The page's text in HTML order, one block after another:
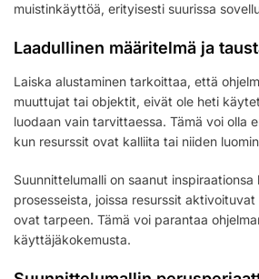
muistinkäyttöä, erityisesti suurissa
Laadullinen määritelmä ja
Laiska alustaminen tarkoittaa, että
muuttujat tai objektit, eivät ole heti
luodaan vain tarvittaessa. Tämä voi olla
kun resurssit ovat kalliita tai niiden
Suunnittelumalli on saanut inspiraationsa
prosesseista, joissa resurssit
ovat tarpeen. Tämä voi parantaa
käyttäjäkokemusta.